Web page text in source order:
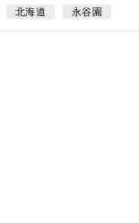
北海道 永谷園